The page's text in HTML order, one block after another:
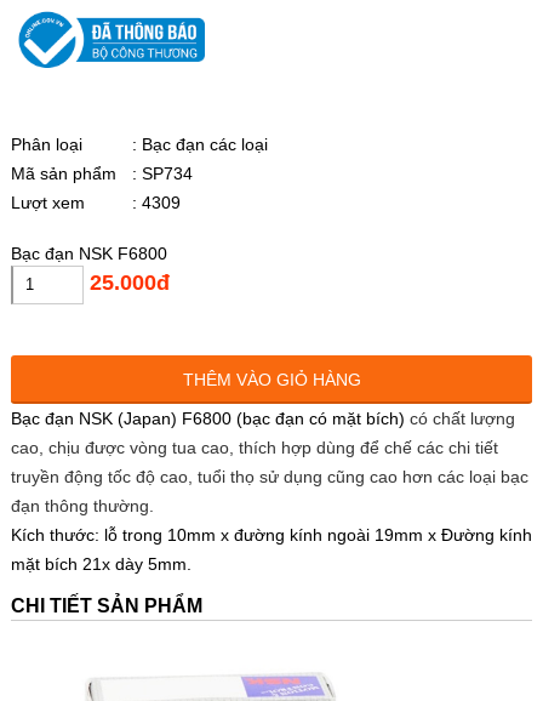
Phân loại
: Bạc đạn các loại
Mã sản phẩm
: SP734
Lượt xem
: 4309
Bạc đạn NSK F6800
25.000đ
THÊM VÀO GIỎ HÀNG
Bạc đạn NSK (Japan) F6800 (bạc đạn có mặt bích) có chất lượng
cao, chịu được vòng tua cao, thích hợp dùng để chế các chi tiết
truyền động tốc độ cao, tuổi thọ sử dụng cũng cao hơn các loại bạc
đạn thông thường.
Kích thước: lỗ trong 10mm x đường kính ngoài 19mm x Đường kính
mặt bích 21x dày 5mm.
CHI TIẾT SẢN PHẨM